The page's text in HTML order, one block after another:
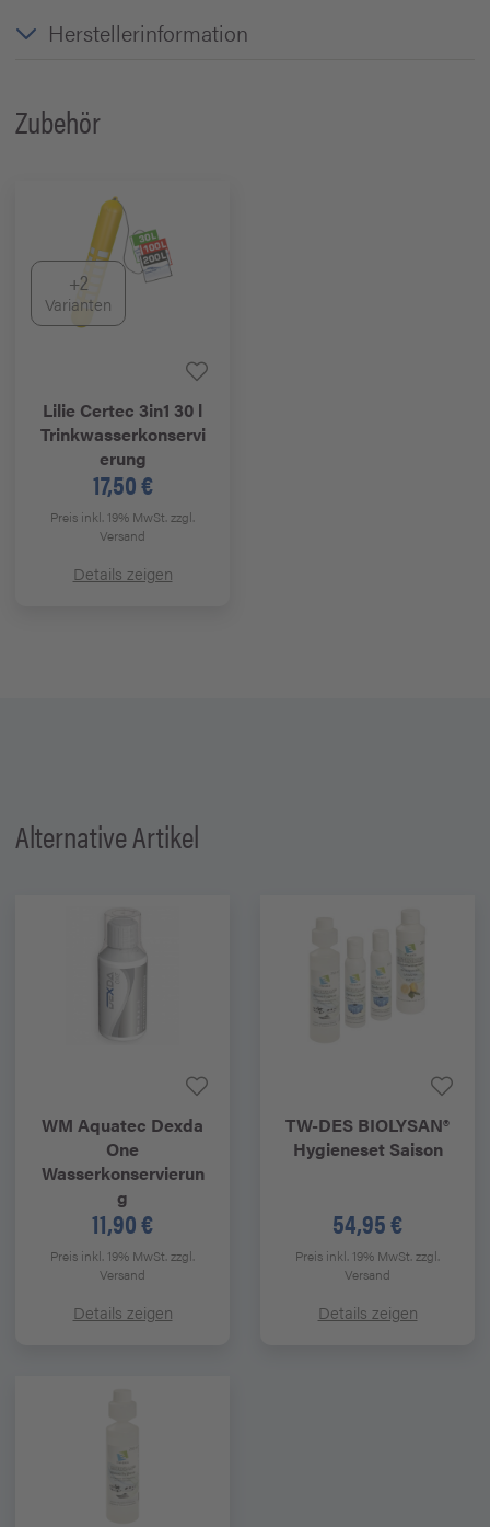
Herstellerinformation
Zubehör
+2
Varianten
Lilie Certec 3in1 30 l
Trinkwasserkonservi
erung
17,50 €
Preis inkl. 19% MwSt.zzgl.
Versand
Details zeigen
Alternative Artikel
WM Aquatec Dexda
One
Wasserkonservierun
g
11,90 €
Preis inkl. 19% MwSt.zzgl.
Versand
Details zeigen
TW-DES BIOLYSAN®
Hygieneset Saison
54,95 €
Preis inkl. 19% MwSt.zzgl.
Versand
Details zeigen